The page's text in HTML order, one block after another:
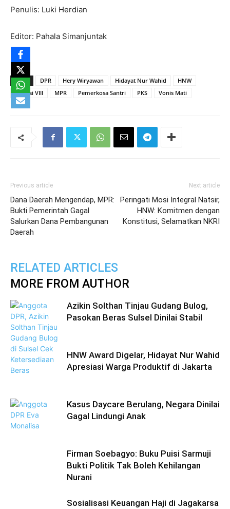
Penulis: Luki Herdian
Editor: Pahala Simanjuntak
TAGS DPR Hery Wiryawan Hidayat Nur Wahid
HNW
Komisi VIII
MPR Pemerkosa Santri PKS Vonis Mati
Previous article
Dana Daerah Mengendap, MPR:
Bukti Pemerintah Gagal
Salurkan Dana Pembangunan
Daerah
Next article
Peringati Mosi Integral Natsir,
HNW: Komitmen dengan
Konstitusi, Selamatkan NKRI
RELATED ARTICLES
MORE FROM AUTHOR
Azikin Solthan Tinjau Gudang Bulog,
Pasokan Beras Sulsel Dinilai Stabil
HNW Award Digelar, Hidayat Nur Wahid
Apresiasi Warga Produktif di Jakarta
Kasus Daycare Berulang, Negara Dinilai
Gagal Lindungi Anak
Firman Soebagyo: Buku Puisi Sarmuji
Bukti Politik Tak Boleh Kehilangan
Nurani
Sosialisasi Keuangan Haji di Jagakarsa